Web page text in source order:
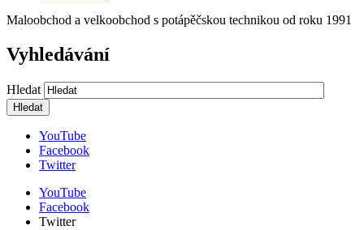
Maloobchod a velkoobchod s potápěčskou technikou od roku 1991
Vyhledávání
Hledat
YouTube
Facebook
Twitter
YouTube
Facebook
Twitter